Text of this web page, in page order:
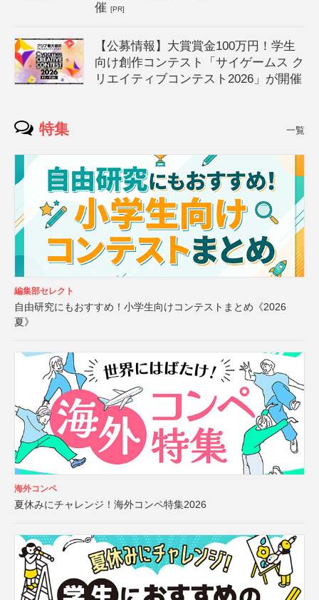
催[PR]
【公募情報】大賞賞金100万円！学生
向け創作コンテスト「サイゲームス ク
リエイティブコンテスト2026」が開催
特集 一覧
編集部セレクト
自由研究にもおすすめ！小学生向けコンテストまとめ《2026
夏》
海外コンペ
夏休みにチャレンジ！海外コンペ特集2026